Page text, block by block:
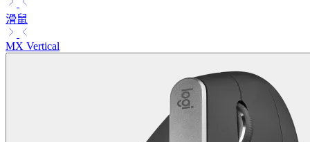
滑鼠
MX Vertical